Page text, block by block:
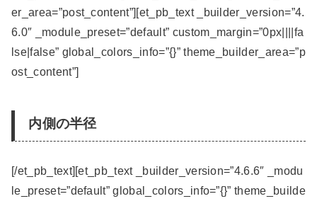
er_area=”post_content”][et_pb_text _builder_version=”4.
6.0″ _module_preset=”default” custom_margin=”0px||||fa
lse|false” global_colors_info=”{}” theme_builder_area=”p
ost_content”]
内側の半径
[/et_pb_text][et_pb_text _builder_version=”4.6.6″ _modu
le_preset=”default” global_colors_info=”{}” theme_builde